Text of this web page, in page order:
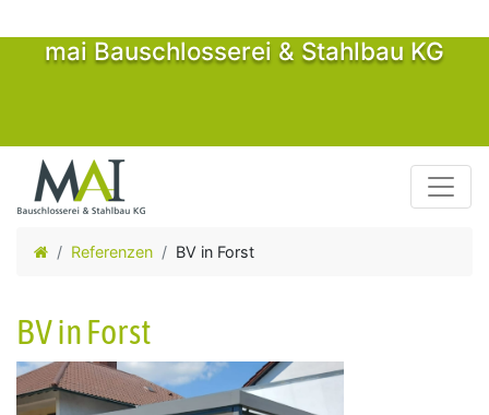
mai Bauschlosserei & Stahlbau KG
Referenzen BV in Forst
BV in Forst